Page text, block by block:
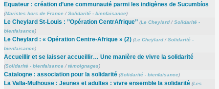
Equateur : création d’une communauté parmi les indigènes de Sucumbíos
(Maristes hors de France/Solidarité - bienfaisance)
Le Cheylard St-Louis : ’’Opération CentrAfrique’’ (Le Cheylard/Solidarité -
bienfaisance)
Le Cheylard : « Opération Centre-Afrique » (2) (Le Cheylard/Solidarité -
bienfaisance)
Accueillir et se laisser accueillir… Une manière de vivre la solidarité
(Solidarité - bienfaisance/témoignages)
Catalogne : association pour la solidarité (Solidarité - bienfaisance)
La Valla-Mulhouse : Jeunes et adultes : vivre ensemble la solidarité (Les